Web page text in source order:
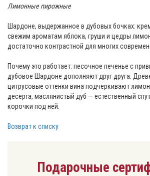
Лимонные пирожные
Шардоне, выдержанное в дубовых бочках:
свежим ароматам яблока, груши и цедры
достаточно контрастной для многих
Почему это работает: песочное печенье с
дубовое Шардоне дополняют друг друга.
цитрусовые оттенки вина подчеркивают
десерта, маслянистый дуб — естественный
корочки под ней.
Возврат к списку
Подарочные